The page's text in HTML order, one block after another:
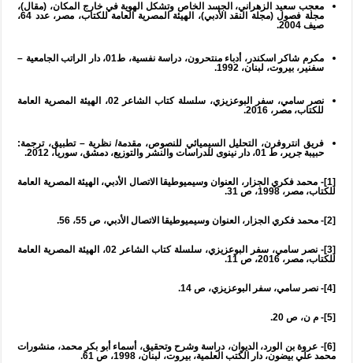
معجب سعيد الزهراني، الجسد الخاص وتشكل الهوية في خارج المكان، (مقال)،
مجلة فصول (مجلة النقد الأدبي)، الهيئة المصرية العامة للكتاب، مصر، عدد 64،
صيف 2004.
مكرم شاكر اسكندر، أدباء منتحرون، دراسة نفسية، ط01، دار الراتب الجامعية –
سفنير، بيروت، لبنان، 1992.
نصر سامي، سفر البوعزيزي، سلسلة كتاب الشاعر 02، الهيئة المصرية العامة
للكتاب، مصر، 2016.
فريق انتروفرن، التحليل السيميائي للنصوص، مقدمة/ نظرية – تطبيق، ترجمة:
حبيبة جرير، ط 01، دار نينوى للدراسات والنشر والتوزيع، دمشق، سوريا، 2012.
[1]- محمد فكري الجزار، العنوان وسيميوطيقا الاتصال الأدبي، الهيئة المصرية العامة
للكتاب، مصر، 1998، ص 31.
[2]- محمد فكري الجزار، العنوان وسيميوطيقا الاتصال الأدبي، ص 55، 56.
[3]- نصر سامي، سفر البوعزيزي، سلسلة كتاب الشاعر 02، الهيئة المصرية العامة
للكتاب، مصر، 2016، ص 11.
[4]- نصر سامي، سفر البوعزيزي، ص 14.
[5]- م ن، ص 20.
[6]- عروة بن الورد، الديوان، دراسة وشرح وتحقيق، أسماء أبو بكر محمد، منشورات
محمد علي بيضون، دار الكتب العلمية، بيروت، لبنان، 1998، ص 61.